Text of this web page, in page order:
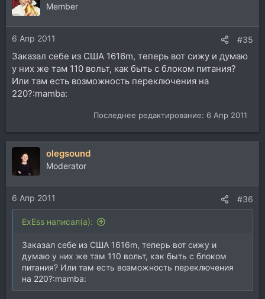
Member
6 Апр 2011 #35
Заказал себе из США 1616m, теперь вот сижу и думаю
у них же там 110 вольт, как быть с блоком питания?
Или там есть возможность переключения на
220?:mamba:
Последнее редактирование: 6 Апр 2011
olegsound
Moderator
6 Апр 2011 #36
ExEss написал(а):
Заказал себе из США 1616m, теперь вот сижу и
думаю у них же там 110 вольт, как быть с блоком
питания? Или там есть возможность переключения
на 220?:mamba: